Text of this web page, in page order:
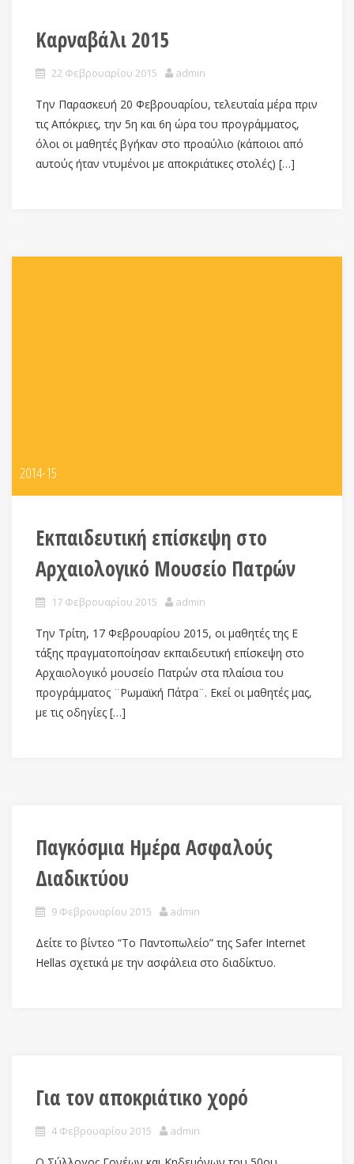
Καρναβάλι 2015
22 Φεβρουαρίου 2015 admin
Την Παρασκευή 20 Φεβρουαρίου, τελευταία μέρα πριν
τις Απόκριες, την 5η και 6η ώρα του προγράμματος,
όλοι οι μαθητές βγήκαν στο προαύλιο (κάποιοι από
αυτούς ήταν ντυμένοι με αποκριάτικες στολές) […]
2014-15
Εκπαιδευτική επίσκεψη στο
Αρχαιολογικό Μουσείο Πατρών
17 Φεβρουαρίου 2015 admin
Την Τρίτη, 17 Φεβρουαρίου 2015, οι μαθητές της Ε
τάξης πραγματοποίησαν εκπαιδευτική επίσκεψη στο
Αρχαιολογικό μουσείο Πατρών στα πλαίσια του
προγράμματος ¨Ρωμαϊκή Πάτρα¨. Εκεί οι μαθητές μας,
με τις οδηγίες […]
Παγκόσμια Ημέρα Ασφαλούς
Διαδικτύου
9 Φεβρουαρίου 2015 admin
Δείτε το βίντεο “Το Παντοπωλείο” της Safer Internet
Hellas σχετικά με την ασφάλεια στο διαδίκτυο.
Για τον αποκριάτικο χορό
4 Φεβρουαρίου 2015 admin